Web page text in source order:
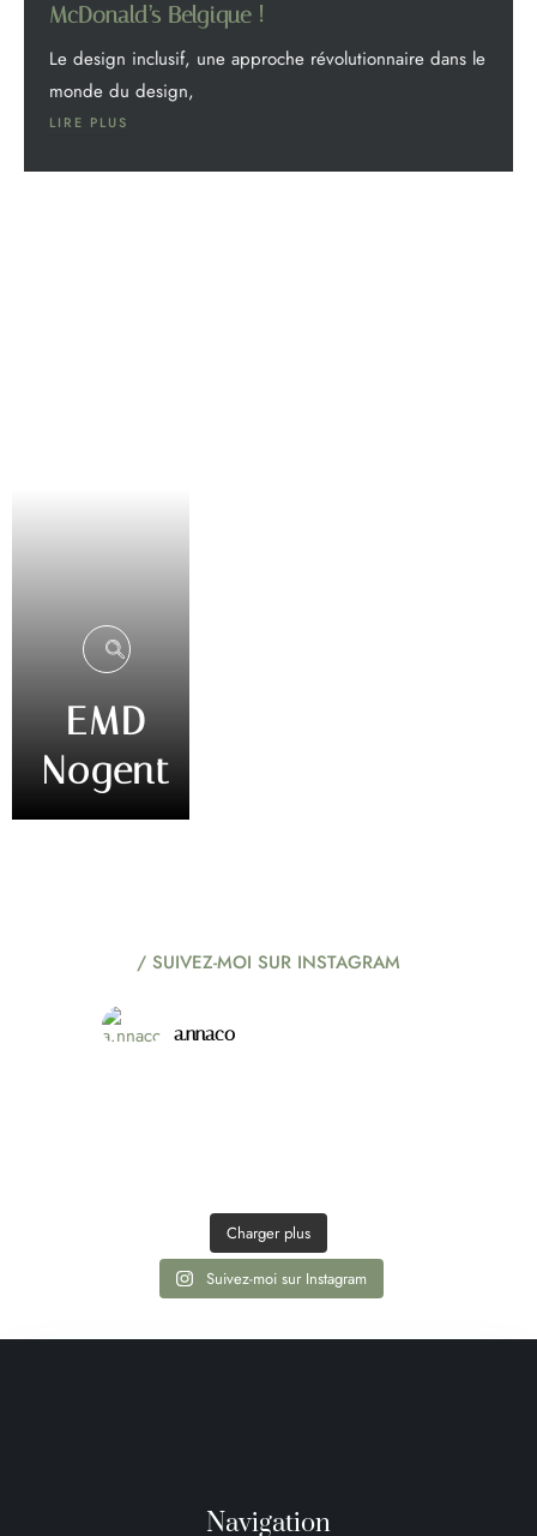
McDonald’s Belgique !
Le design inclusif, une approche révolutionnaire dans le
monde du design,
LIRE PLUS
EMD
Nogent
/ SUIVEZ-MOI SUR INSTAGRAM
a.nnaco
Charger plus
Suivez-moi sur Instagram
Navigation